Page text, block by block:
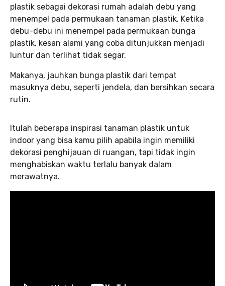
plastik sebagai dekorasi rumah adalah debu yang
menempel pada permukaan tanaman plastik. Ketika
debu-debu ini menempel pada permukaan bunga
plastik, kesan alami yang coba ditunjukkan menjadi
luntur dan terlihat tidak segar.
Makanya, jauhkan bunga plastik dari tempat
masuknya debu, seperti jendela, dan bersihkan secara
rutin.
Itulah beberapa inspirasi tanaman plastik untuk
indoor yang bisa kamu pilih apabila ingin memiliki
dekorasi penghijauan di ruangan, tapi tidak ingin
menghabiskan waktu terlalu banyak dalam
merawatnya.